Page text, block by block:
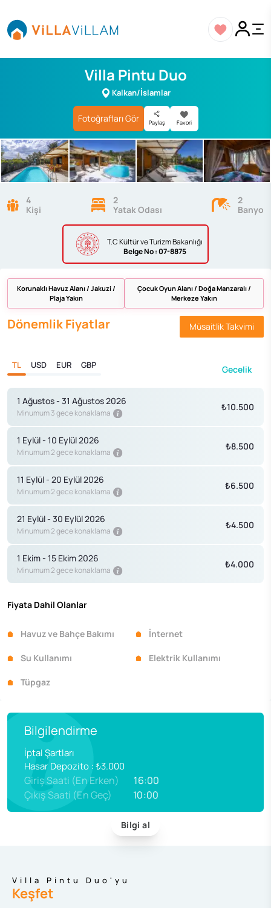
Villa Pintu Duo
Kalkan/İslamlar
Fotoğrafları Gör Paylaş Favori
T.C Kültür ve Turizm Bakanlığı
BelgeNo : 07-8875
4
Kişi
2
Yatak Odası
2
Banyo
Korunaklı Havuz Alanı / Jakuzi /
Plaja Yakın
Çocuk Oyun Alanı / Doğa Manzaralı /
Merkeze Yakın
Dönemlik Fiyatlar Müsaitlik Takvimi
TL USD EUR GBP Gecelik
1 Ağustos - 31 Ağustos 2026
Minumum 3 gece konaklama
₺10.500
1 Eylül - 10 Eylül 2026
Minumum 2 gece konaklama
₺8.500
11 Eylül - 20 Eylül 2026
Minumum 2 gece konaklama
₺6.500
21 Eylül - 30 Eylül 2026
Minumum 2 gece konaklama
₺4.500
1 Ekim - 15 Ekim 2026
Minumum 2 gece konaklama
₺4.000
Fiyata Dahil Olanlar
Havuz ve Bahçe Bakımı İnternet
Su Kullanımı Elektrik Kullanımı
Tüpgaz
Bilgilendirme
İptal Şartları
Hasar Depozito :₺3.000
Giriş Saati (En Erken)
16:00
Çıkış Saati (En Geç)
10:00
Bilgi al
Villa Pintu Duo'yu
Keşfet